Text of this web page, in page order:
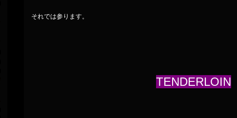
それでは参ります。
TENDERLOIN